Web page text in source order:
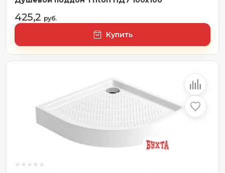
425,2 руб.
Купить